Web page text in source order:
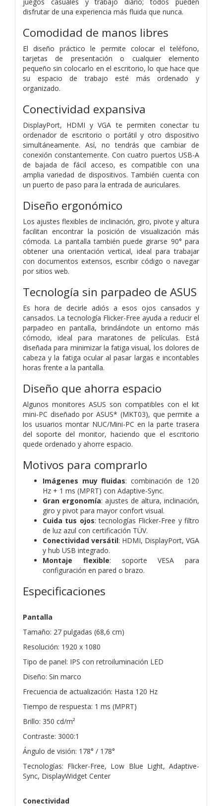
disfrutar de una experiencia más fluida que nunca.
Comodidad de manos libres
El diseño práctico le permite colocar el teléfono,
tarjetas de presentación o cualquier elemento
pequeño sin colocarlo en el escritorio, lo que hace que
su espacio de trabajo esté más ordenado y
organizado.
Conectividad expansiva
DisplayPort, HDMI y VGA te permiten conectar tu
ordenador de escritorio o portátil y otro dispositivo
simultáneamente. Así, no tendrás que cambiar de
conexión constantemente. Con cuatro puertos USB-A
de bajada de fácil acceso, es compatible con una
amplia variedad de dispositivos. También cuenta con
un puerto de paso para la entrada de auriculares.
Diseño ergonómico
Los ajustes flexibles de inclinación, giro, pivote y altura
facilitan encontrar la posición de visualización más
cómoda. La pantalla también puede girarse 90° para
obtener una orientación vertical, ideal para trabajar
con documentos extensos, escribir código o navegar
por sitios web.
Tecnología sin parpadeo de ASUS
Es hora de decirle adiós a esos ojos cansados ​​y
cansados. La tecnología Flicker-Free ayuda a reducir el
parpadeo en pantalla, brindándote un entorno más
cómodo, ideal para maratones de películas. Está
diseñada para minimizar la fatiga visual, los dolores de
cabeza y la fatiga ocular al pasar largas e incontables
horas frente a la pantalla.
Diseño que ahorra espacio
Algunos monitores ASUS son compatibles con el kit
mini-PC diseñado por ASUS* (MKT03), que permite a
los usuarios montar NUC/Mini-PC en la parte trasera
del soporte del monitor, haciendo que el escritorio
quede ordenado y ahorre espacio.
Motivos para comprarlo
Imágenes muy fluidas: combinación de 120
Hz + 1 ms (MPRT) con Adaptive-Sync.
Gran ergonomía: ajustes de altura, inclinación,
giro y pivot para mayor confort visual.
Cuida tus ojos: tecnologías Flicker-Free y filtro
de luz azul con certificación TÜV.
Conectividad versátil: HDMI, DisplayPort, VGA
y hub USB integrado.
Montaje flexible: soporte VESA para
configuración en pared o brazo.
Especificaciones
Pantalla
Tamaño: 27 pulgadas (68,6 cm)
Resolución: 1920 x 1080
Tipo de panel: IPS con retroiluminación LED
Diseño: Sin marco
Frecuencia de actualización: Hasta 120 Hz
Tiempo de respuesta: 1 ms (MPRT)
Brillo: 350 cd/m²
Contraste: 3000:1
Ángulo de visión: 178° / 178°
Tecnologías: Flicker-Free, Low Blue Light, Adaptive-
Sync, DisplayWidget Center
Conectividad